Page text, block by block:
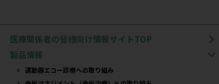
医療関係者の皆様向け情報サイトTOP
製品情報
運動器エコー診療への取り組み